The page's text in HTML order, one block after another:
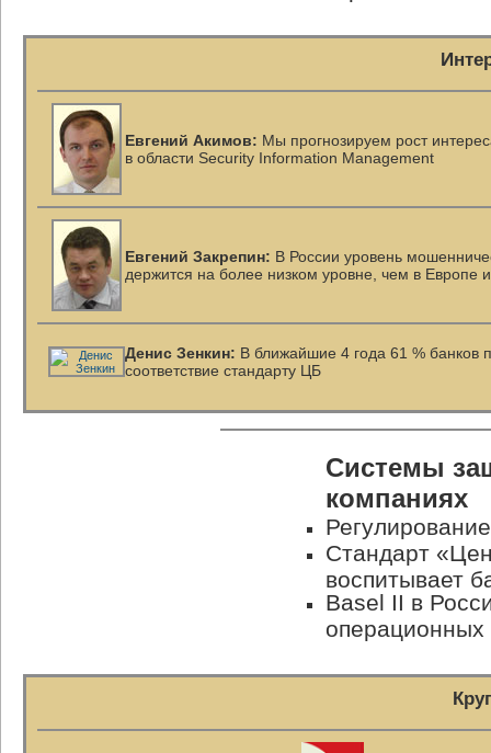
Евгений Акимов: Мы прогнозируем рост
в области Security Information Management
Евгений Закрепин: В России уровень
держится на более низком уровне, чем в Европе
Денис Зенкин: В ближайшие 4 года 61 % банков
соответствие стандарту ЦБ
Системы
компаниях
Стандарт
воспитывает
Basel II в
операционных